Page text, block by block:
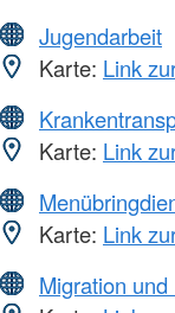
Jugendarbeit
Karte: Link
Karte: Link
Karte: Link
Migration